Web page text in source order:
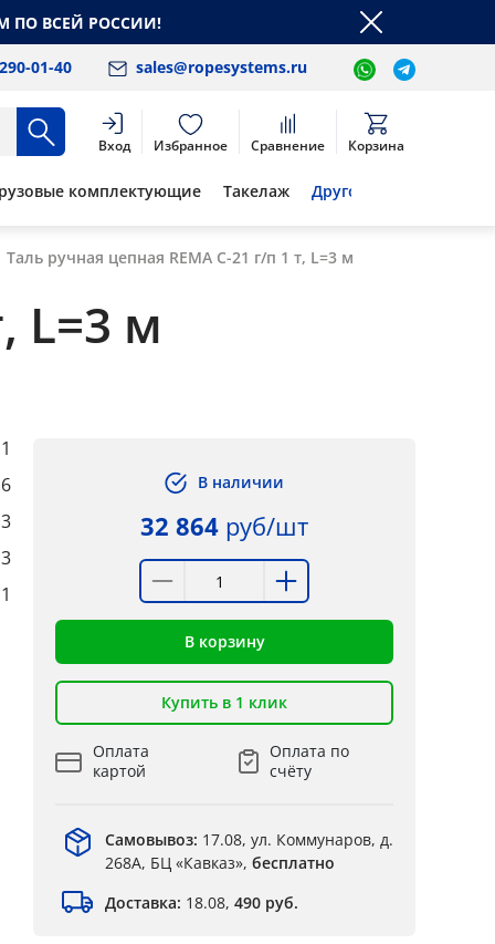
ПО ВСЕЙ РОССИИ!
01-40 sales@ropesystems.ru
Вход Избранное Сравнение Корзина
комплектующие Такелаж Другое
Таль ручная цепная REMA C-21 г/п 1 т, L=3 м
L=3 м
1
3
3
1
В наличии
32 864 руб/шт
В корзину
Купить в 1 клик
Оплата
картой
Оплата по
счёту
Самовывоз: 17.08, ул. Коммунаров, д.
268А, БЦ «Кавказ», бесплатно
Доставка: 18.08, 490 руб.